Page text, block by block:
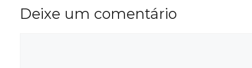
Deixe um comentário